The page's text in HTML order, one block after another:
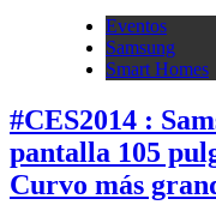
Eventos
Samsung
Smart Homes
#CES2014 :
pantalla 105
Curvo más